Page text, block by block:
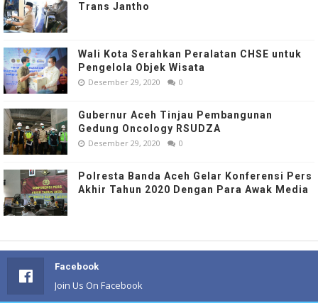
Trans Jantho
Wali Kota Serahkan Peralatan CHSE untuk
Pengelola Objek Wisata
Desember 29, 2020 0
Gubernur Aceh Tinjau Pembangunan
Gedung Oncology RSUDZA
Desember 29, 2020 0
Polresta Banda Aceh Gelar Konferensi Pers
Akhir Tahun 2020 Dengan Para Awak Media
Facebook
Join Us On Facebook